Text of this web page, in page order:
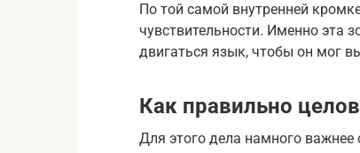
По той самой внутренней
чувствительности. Именно эта
двигаться язык, чтобы он мог
Как правильно
Для этого дела намного важнее